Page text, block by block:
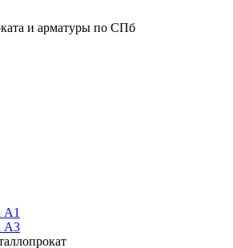
и арматуры по СПб
A1
А3